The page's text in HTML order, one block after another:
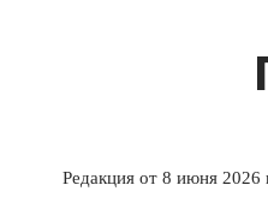
Редакция от 8 июня 2026